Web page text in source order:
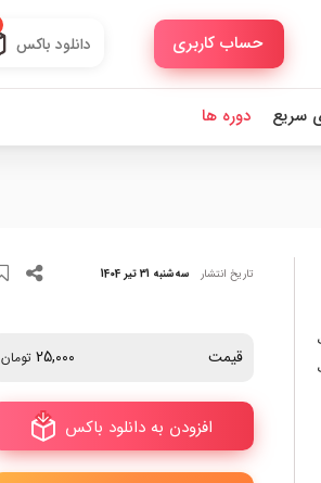
حساب کاربری دانلود باکس
سریع دوره ها
تاریخ انتشار سه‌شنبه 31 تیر 1404
قیمت 25,000 تومان
افزودن به دانلود باکس